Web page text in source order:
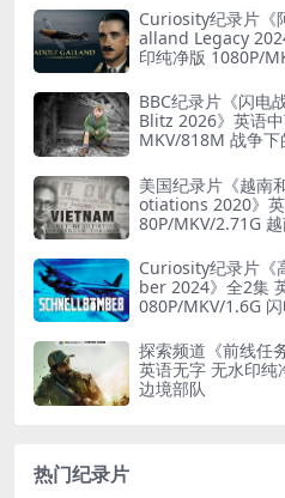
Curiosity纪录片《
alland Legacy
印纯净版 1080P/
BBC纪录片《闪
Blitz 2026》英语
MKV/818M 战争下
美国纪录片《越南
otiations 2020》
80P/MKV/2.71G
Curiosity纪录片《
ber 2024》全2集
080P/MKV/1.6G
探索频道《前线任
英语无字 无水印
边境部队
热门纪录片